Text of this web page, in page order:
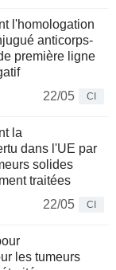
l'homologation
anticorps-
première ligne
22/05
CI
la
dans l'UE par
solides
traitées
22/05
CI
les tumeurs